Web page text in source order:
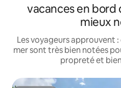
vacances en bord
mieux
Les voyageurs approuvent
mer sont très bien notées
propreté et